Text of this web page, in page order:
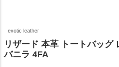
exotic leather
リザード 本革 トートバッグ
バニラ 4FA